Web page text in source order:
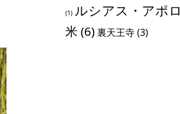
(1) ルシアス・アポロ
米 (6)裏天王寺(3)